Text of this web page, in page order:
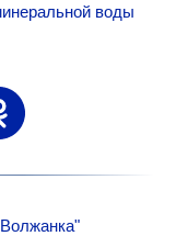
воды